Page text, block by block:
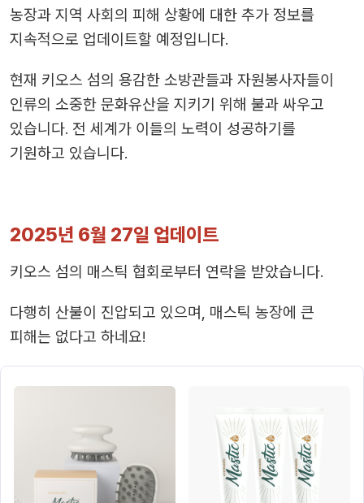
농장과 지역 사회의 피해 상황에 대한 추가 정보를
지속적으로 업데이트할 예정입니다.
현재 키오스 섬의 용감한 소방관들과 자원봉사자들이
인류의 소중한 문화유산을 지키기 위해 불과 싸우고
있습니다. 전 세계가 이들의 노력이 성공하기를
기원하고 있습니다.
2025년 6월 27일 업데이트
키오스 섬의 매스틱 협회로부터 연락을 받았습니다.
다행히 산불이 진압되고 있으며, 매스틱 농장에 큰
피해는 없다고 하네요!